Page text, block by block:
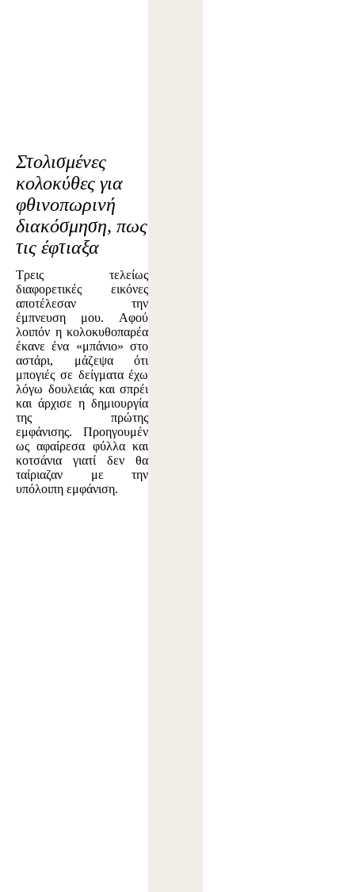
Στολισμένες
κολοκύθες για
φθινοπωρινή
διακόσμηση, πως
τις έφτιαξα
Τρεις τελείως
διαφορετικές εικόνες
αποτέλεσαν την
έμπνευση μου. Αφού
λοιπόν η κολοκυθοπαρέα
έκανε ένα «μπάνιο» στο
αστάρι, μάζεψα ότι
μπογιές σε δείγματα έχω
λόγω δουλειάς και σπρέι
και άρχισε η δημιουργία
της πρώτης
εμφάνισης. Προηγουμέν
ως αφαίρεσα φύλλα και
κοτσάνια γιατί δεν θα
ταίριαζαν με την
υπόλοιπη εμφάνιση.